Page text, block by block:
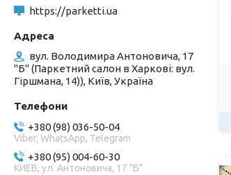
https://parketti.ua
вул. Володимира Антоновича, 17
"Б" (Паркетний салон в Харкові: вул.
Гіршмана, 14)), Київ, Україна
+380 (98) 036-50-04
Viber, WhatsApp, Telegram
+380 (95) 004-60-30
КИЕВ, ул. Антоновича, 17 "Б"